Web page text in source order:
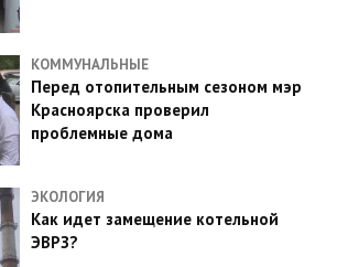
КОММУНАЛЬНЫЕ
Перед отопительным сезоном мэр
Красноярска проверил
проблемные дома
ЭКОЛОГИЯ
Как идет замещение котельной
ЭВРЗ?